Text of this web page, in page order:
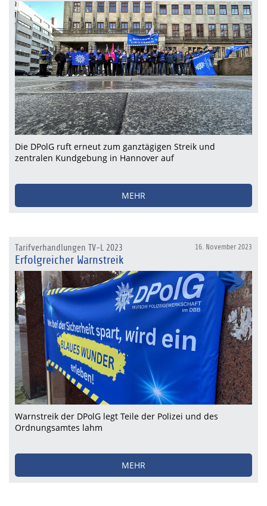
Die DPolG ruft erneut zum ganztägigen Streik und
zentralen Kundgebung in Hannover auf
MEHR
16. November 2023
Tarifverhandlungen TV-L 2023
Erfolgreicher Warnstreik
Warnstreik der DPolG legt Teile der Polizei und des
Ordnungsamtes lahm
MEHR